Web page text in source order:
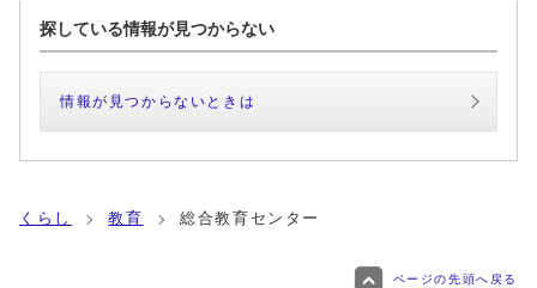
探している情報が見つからない
情報が見つからないときは
くらし 教育 総合教育センター
ページの先頭へ戻る